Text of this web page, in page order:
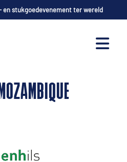
stukgoedevenement ter wereld